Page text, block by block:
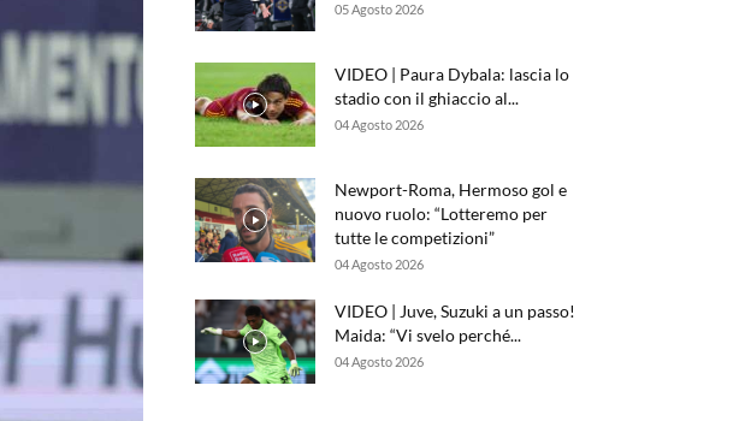
05 Agosto 2026
VIDEO | Paura Dybala: lascia lo
stadio con il ghiaccio al...
04 Agosto 2026
Newport-Roma, Hermoso gol e
nuovo ruolo: “Lotteremo per
tutte le competizioni”
04 Agosto 2026
VIDEO | Juve, Suzuki a un passo!
Maida: “Vi svelo perché...
04 Agosto 2026